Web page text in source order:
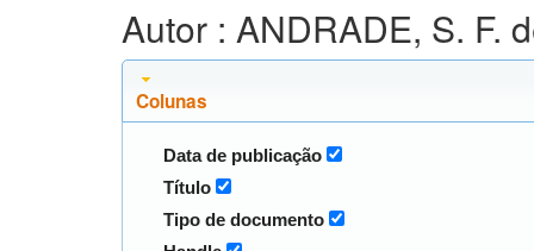
Autor : ANDRADE, S. F.
Colunas
Data de publicação
Título
Tipo de documento